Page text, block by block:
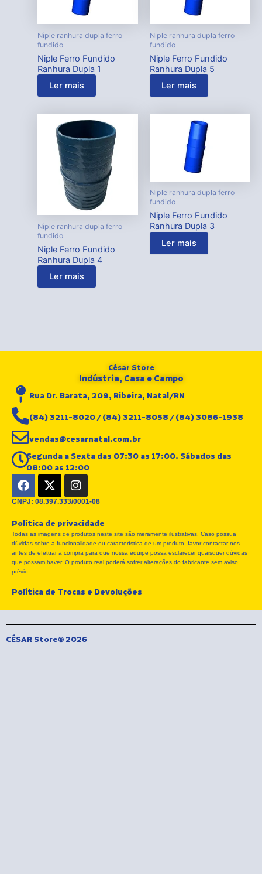
Niple ranhura dupla ferro
fundido
Niple Ferro Fundido
Ranhura Dupla 1
Ler mais
Niple ranhura dupla ferro
fundido
Niple Ferro Fundido
Ranhura Dupla 5
Ler mais
Niple ranhura dupla ferro
fundido
Niple Ferro Fundido
Ranhura Dupla 4
Ler mais
Niple ranhura dupla ferro
fundido
Niple Ferro Fundido
Ranhura Dupla 3
Ler mais
César Store
Indústria, Casa e Campo
Rua Dr. Barata, 209, Ribeira, Natal/RN
(84) 3211-8020 / (84) 3211-8058 / (84) 3086-1938
vendas@cesarnatal.com.br
Segunda a Sexta das 07:30 as 17:00. Sábados das
08:00 as 12:00
F
a
c
b
o
o
k
X
-
t
i
t
t
e
I
n
s
a
g
r
a
CNPJ: 08.397.333/0001-08
Política de privacidade
Todas as imagens de produtos neste site são meramente ilustrativas. Caso possua
dúvidas sobre a funcionalidade ou característica de um produto, favor contactar-nos
antes de efetuar a compra para que nossa equipe possa esclarecer quaisquer dúvidas
que possam haver. O produto real poderá sofrer alterações do fabricante sem aviso
prévio
Política de Trocas e Devoluções
CÉSAR Store® 2026